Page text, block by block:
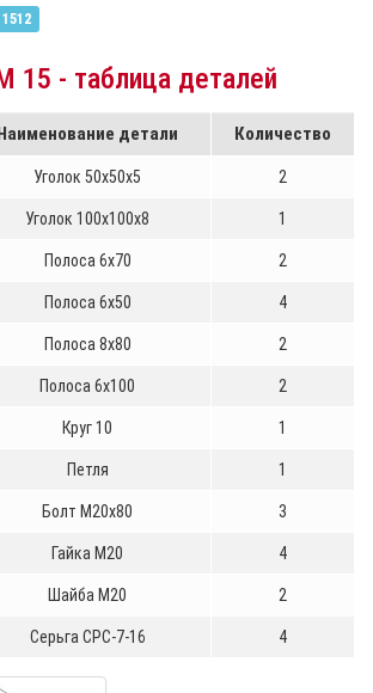
1512
15 - таблица деталей
детали Количество
Уголок 50х50х5 2
Уголок 100х100х8 1
Полоса 6х70 2
Полоса 6х50 4
Полоса 8х80 2
Полоса 6х100 2
Круг 10 1
Петля 1
Болт М20х80 3
Гайка М20 4
Шайба М20 2
Серьга СРС-7-16 4